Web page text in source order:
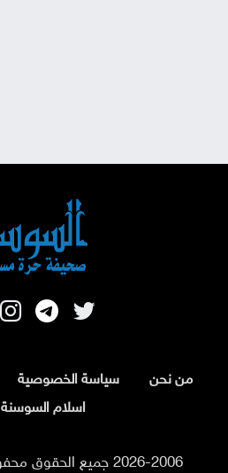
من نحن سياسة الخصوصية
اسلام السوسنة
2026-2006 جميع الحقوق محفوظة لموقع السوسنة